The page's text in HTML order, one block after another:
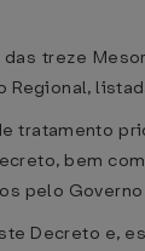
treze
Regional,
tratamento
bem
pelo Governo
Decreto e,